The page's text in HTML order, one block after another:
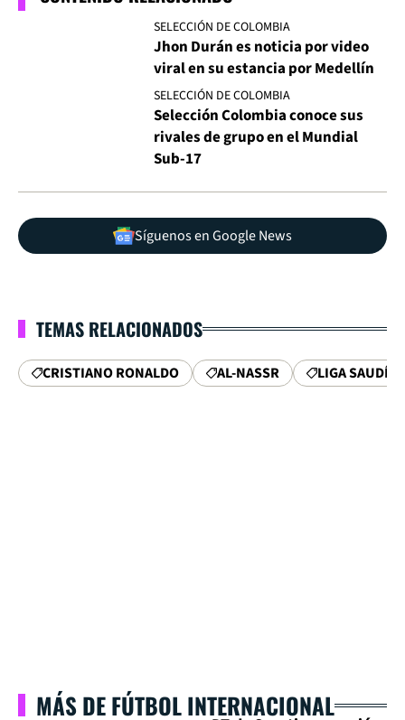
SELECCIÓN DE COLOMBIA
Jhon Durán es noticia por video
viral en su estancia por Medellín
SELECCIÓN DE COLOMBIA
Selección Colombia conoce sus
rivales de grupo en el Mundial
Sub-17
Síguenos en Google News
TEMAS RELACIONADOS
CRISTIANO RONALDO AL-NASSR LIGA SAUDÍ
MÁS DE FÚTBOL INTERNACIONAL